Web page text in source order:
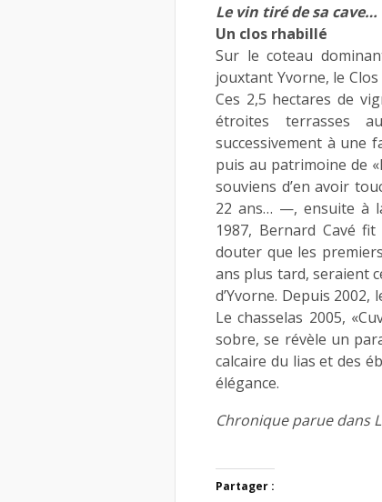
Le vin tiré de sa cave…
Un clos rhabillé
Sur le coteau
jouxtant Yvorne, le
Ces 2,5 hectares de
étroites terrasses
successivement à une
puis au patrimoine de
souviens d’en avoir
22 ans… —, ensuite à
1987, Bernard Cavé
douter que les
ans plus tard, seraient
d’Yvorne. Depuis 2002,
Le chasselas 2005,
sobre, se révèle un
calcaire du lias et des
élégance.
Chronique parue dans
Partager :